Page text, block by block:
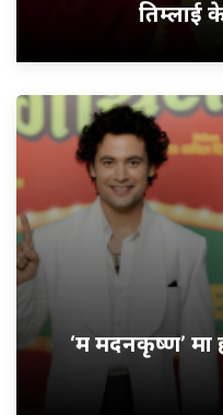
तिम्लाई
‘म मदनकृष्ण’